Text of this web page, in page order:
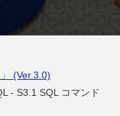
(Ver.3.0)
- S3.1 SQL コマンド